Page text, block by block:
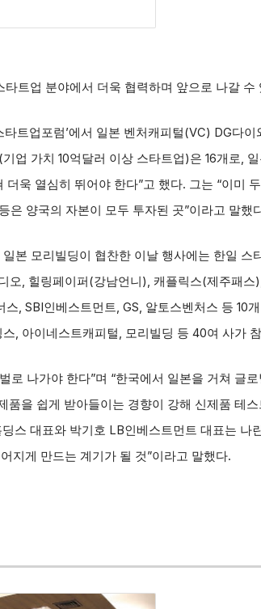
트업 분야에서 더욱 협력하며 앞으로 나갈 수
트업포럼’에서 일본 벤처캐피털(VC) DG다
업 가치 10억달러 이상 스타트업)은 16개로,
욱 열심히 뛰어야 한다”고 했다. 그는 “이미
은 양국의 자본이 모두 투자된 곳”이라고 말했
본 모리빌딩이 협찬한 이날 행사에는 한일
오, 힐링페이퍼(강남언니), 캐플릭스(제주패
, SBI인베스트먼트, GS, 알토스벤처스 등 10
, 아이네스트캐피털, 모리빌딩 등 40여 사가
나가야 한다”며 “한국에서 일본을 거쳐 글
품을 쉽게 받아들이는 경향이 강해 신제품 테
스 대표와 박기호 LB인베스트먼트 대표는 나
지게 만드는 계기가 될 것”이라고 말했다.